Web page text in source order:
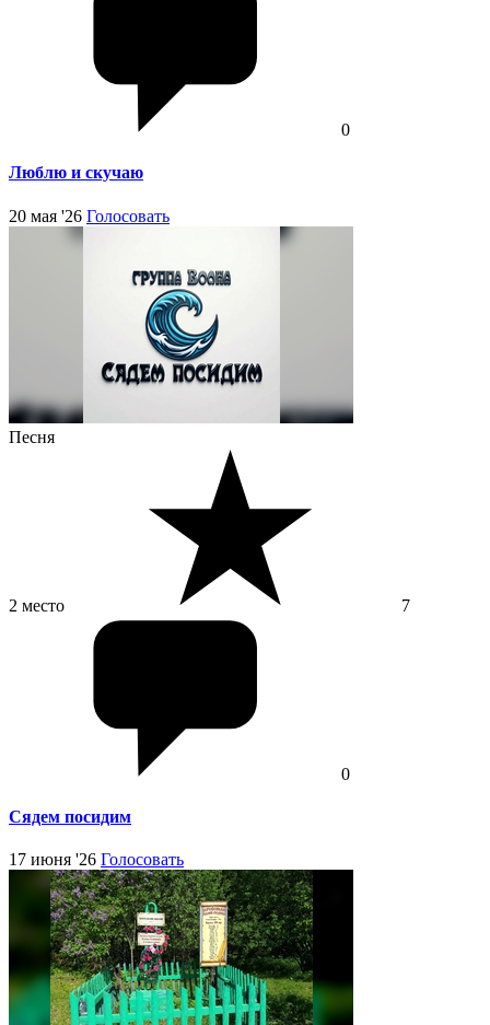
0
Люблю и скучаю
20 мая '26 Голосовать
Песня
2 место 7
0
Сядем посидим
17 июня '26 Голосовать